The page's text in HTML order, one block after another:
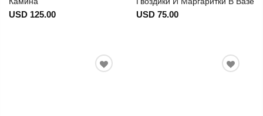
USD 125.00 USD 75.00